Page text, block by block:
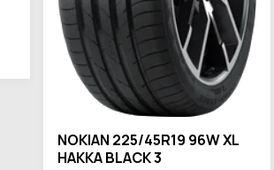
NOKIAN 225/45R19 96W XL
HAKKA BLACK 3